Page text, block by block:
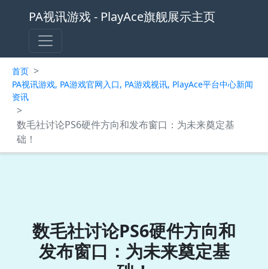
PA视讯游戏 - PlayAce旗舰展示主页
首页 >
PA视讯游戏, PA游戏官网入口, PA游戏视讯, PlayAce平台中心新闻
资讯
>
数毛社讨论PS6硬件方向和发布窗口：为未来奠定基
础！
数毛社讨论PS6硬件方向和
发布窗口：为未来奠定基